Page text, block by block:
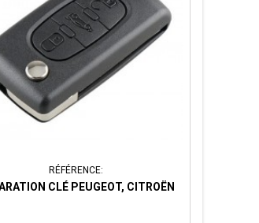
RÉFÉRENCE:
CLÉ PEUGEOT, CITROËN